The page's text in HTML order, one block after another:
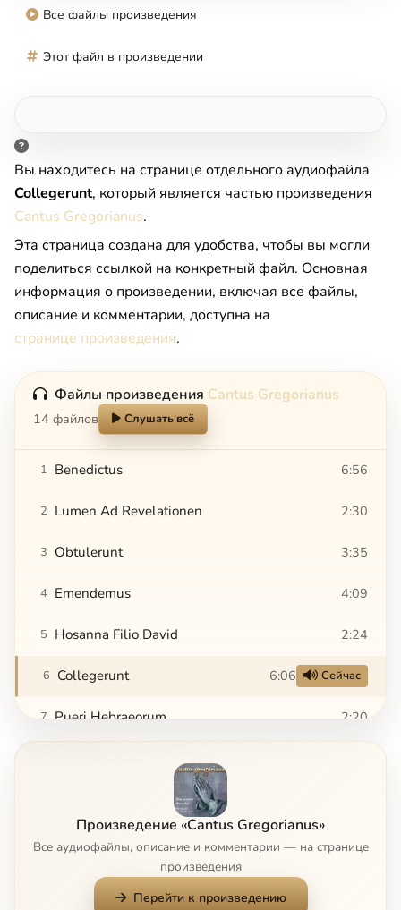
Все файлы произведения
Этот файл в произведении
Вы находитесь на странице отдельного аудиофайла
Collegerunt, который является частью произведения
Cantus Gregorianus.
Эта страница создана для удобства, чтобы вы могли
поделиться ссылкой на конкретный файл. Основная
информация о произведении, включая все файлы,
описание и комментарии, доступна на
странице произведения.
Файлы произведения Cantus Gregorianus
14 файлов Слушать всё
1 Benedictus 6:56
2 Lumen Ad Revelationen 2:30
3 Obtulerunt 3:35
4 Emendemus 4:09
5 Hosanna Filio David 2:24
6 Collegerunt 6:06 Сейчас
7 Pueri Hebraeorum 2:20
10 Ubi Caritas Et Amor
Improperiae (Popule Meus)
Произведение «Cantus Gregorianus»
Все аудиофайлы, описание и комментарии — на странице
произведения
Перейти к произведению